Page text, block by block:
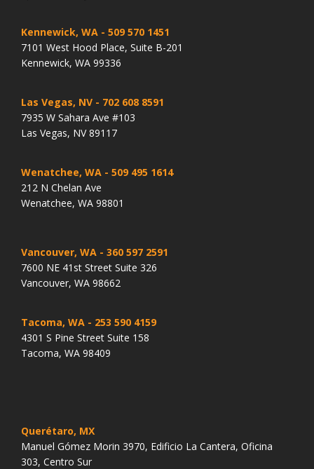
Kennewick, WA - 509 570 1451
7101 West Hood Place, Suite B-201
Kennewick, WA 99336
Las Vegas, NV - 702 608 8591
7935 W Sahara Ave #103
Las Vegas, NV 89117
Wenatchee, WA - 509 495 1614
212 N Chelan Ave
Wenatchee, WA 98801
Vancouver, WA - 360 597 2591
7600 NE 41st Street Suite 326
Vancouver, WA 98662
Tacoma, WA - 253 590 4159
4301 S Pine Street Suite 158
Tacoma, WA 98409
Querétaro, MX
Manuel Gómez Morin 3970, Edificio La Cantera, Oficina
303, Centro Sur